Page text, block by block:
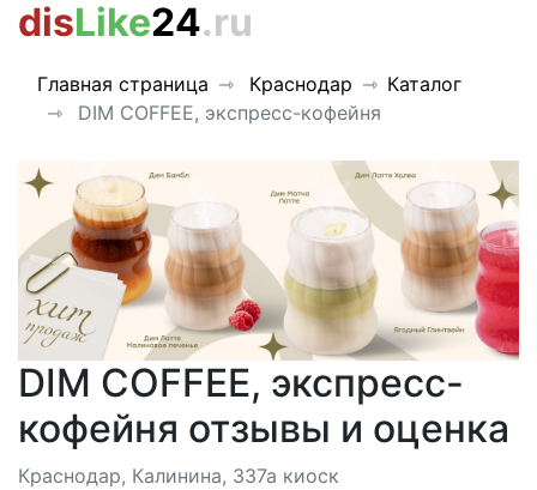
disLike24.ru
Главная страница Краснодар
Каталог
DIM COFFEE, экспресс-кофейня
DIM COFFEE, экспресс-
кофейня отзывы и оценка
Краснодар, Калинина, 337а киоск